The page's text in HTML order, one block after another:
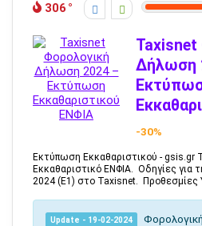
306
Taxisnet
Δήλωση
-30%
Εκτύπωση Εκκαθαριστικού - gsis.gr
Εκκαθαριστικό ΕΝΦΙΑ. Οδηγίες για
2024 (Ε1) στο Taxisnet. Προθεσμίες
Update - 19-02-2024